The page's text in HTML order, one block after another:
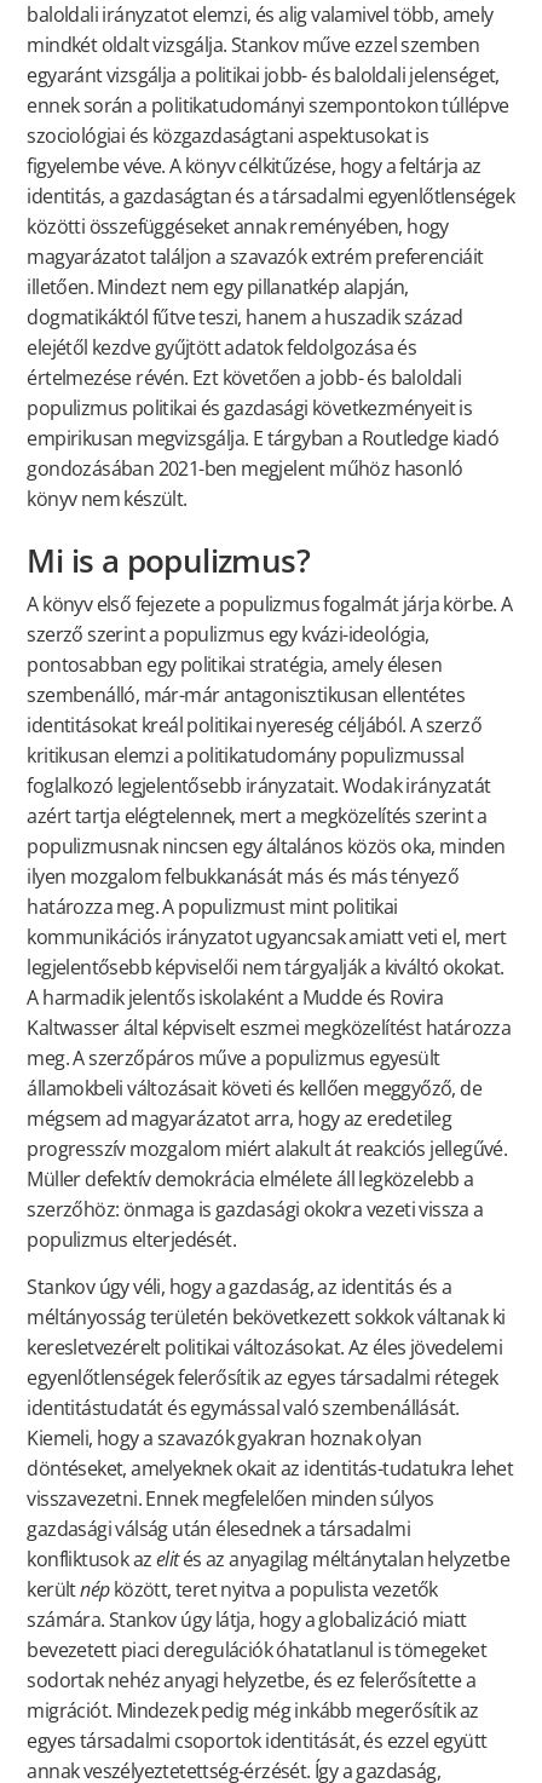
baloldali irányzatot elemzi, és alig valamivel több, amely
mindkét oldalt vizsgálja. Stankov műve ezzel szemben
egyaránt vizsgálja a politikai jobb- és baloldali jelenséget,
ennek során a politikatudományi szempontokon túllépve
szociológiai és közgazdaságtani aspektusokat is
figyelembe véve. A könyv célkitűzése, hogy a feltárja az
identitás, a gazdaságtan és a társadalmi egyenlőtlenségek
közötti összefüggéseket annak reményében, hogy
magyarázatot találjon a szavazók extrém preferenciáit
illetően. Mindezt nem egy pillanatkép alapján,
dogmatikáktól fűtve teszi, hanem a huszadik század
elejétől kezdve gyűjtött adatok feldolgozása és
értelmezése révén. Ezt követően a jobb- és baloldali
populizmus politikai és gazdasági következményeit is
empirikusan megvizsgálja. E tárgyban a Routledge kiadó
gondozásában 2021-ben megjelent műhöz hasonló
könyv nem készült.
Mi is a populizmus?
A könyv első fejezete a populizmus fogalmát járja körbe. A
szerző szerint a populizmus egy kvázi-ideológia,
pontosabban egy politikai stratégia, amely élesen
szembenálló, már-már antagonisztikusan ellentétes
identitásokat kreál politikai nyereség céljából. A szerző
kritikusan elemzi a politikatudomány populizmussal
foglalkozó legjelentősebb irányzatait. Wodak irányzatát
azért tartja elégtelennek, mert a megközelítés szerint a
populizmusnak nincsen egy általános közös oka, minden
ilyen mozgalom felbukkanását más és más tényező
határozza meg. A populizmust mint politikai
kommunikációs irányzatot ugyancsak amiatt veti el, mert
legjelentősebb képviselői nem tárgyalják a kiváltó okokat.
A harmadik jelentős iskolaként a Mudde és Rovira
Kaltwasser által képviselt eszmei megközelítést határozza
meg. A szerzőpáros műve a populizmus egyesült
államokbeli változásait követi és kellően meggyőző, de
mégsem ad magyarázatot arra, hogy az eredetileg
progresszív mozgalom miért alakult át reakciós jellegűvé.
Müller defektív demokrácia elmélete áll legközelebb a
szerzőhöz: önmaga is gazdasági okokra vezeti vissza a
populizmus elterjedését.
Stankov úgy véli, hogy a gazdaság, az identitás és a
méltányosság területén bekövetkezett sokkok váltanak ki
keresletvezérelt politikai változásokat. Az éles jövedelemi
egyenlőtlenségek felerősítik az egyes társadalmi rétegek
identitástudatát és egymással való szembenállását.
Kiemeli, hogy a szavazók gyakran hoznak olyan
döntéseket, amelyeknek okait az identitás-tudatukra lehet
visszavezetni. Ennek megfelelően minden súlyos
gazdasági válság után élesednek a társadalmi
konfliktusok azelités az anyagilag méltánytalan helyzetbe
kerültnépközött, teret nyitva a populista vezetők
számára. Stankov úgy látja, hogy a globalizáció miatt
bevezetett piaci deregulációk óhatatlanul is tömegeket
sodortak nehéz anyagi helyzetbe, és ez felerősítette a
migrációt. Mindezek pedig még inkább megerősítik az
egyes társadalmi csoportok identitását, és ezzel együtt
annak veszélyeztetettség-érzését. Így a gazdaság,